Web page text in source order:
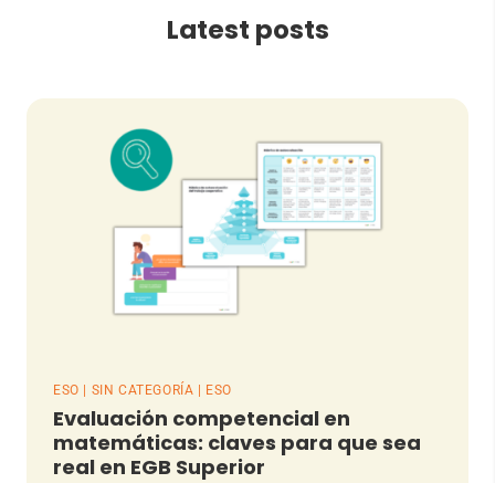
Latest posts
ESO | SIN CATEGORÍA | ESO
Evaluación competencial en
matemáticas: claves para que sea
real en EGB Superior